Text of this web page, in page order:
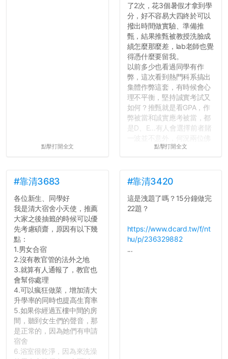
點擊打開全文
了2次，花3個暑假才拿到學
分，好不容易大四終於可以
撥出時間做實驗、準備推
甄，結果推甄被教授洗臉成
績怎麼那麼差，lab老師也覺
得憑什麼要留我。
以前多少也看過同學有作
弊，這次看到熱門科系搞出
集體作弊這套，有時候會心
理不平衡，堅持誠實考試又
如何？推甄就是看GPA，作
弊被當和誠實應考被當，都
是D、E...有人會選擇前者賭
心教授看起來要輕輕放下
長作弊的風氣。
反正老人我明天就要搬離新
竹，之後如何發展與我無
吧XD，祝學弟妹們修課順利
~~...
點擊打開全文
#靠清3683
各位新生、同學好
我是清大宿舍小天使，推薦
大家之後抽籤的時候可以優
先考慮碩齋，原因有以下幾
點：
1.男女合宿
2.沒有教官管的法外之地
3.就算有人通報了，教官也
會幫你處理
4.可以瘋狂做菜，增加清大
升學率的同時也提高生育率
5.如果你經過五樓中間的房
間，聽到女生們的聲音，那
是正常的，因為她們有申請
宿舍
6.浴室很乾淨，因為來洗澡
#靠清3420
這是洩題了嗎？15分鐘做完
22題？
https://www.dcard.tw/f/nt
hu/p/236329882
...